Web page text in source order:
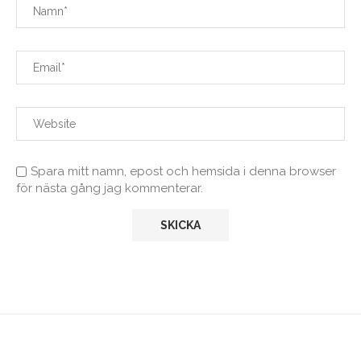
Spara mitt namn, epost och hemsida i denna browser
för nästa gång jag kommenterar.